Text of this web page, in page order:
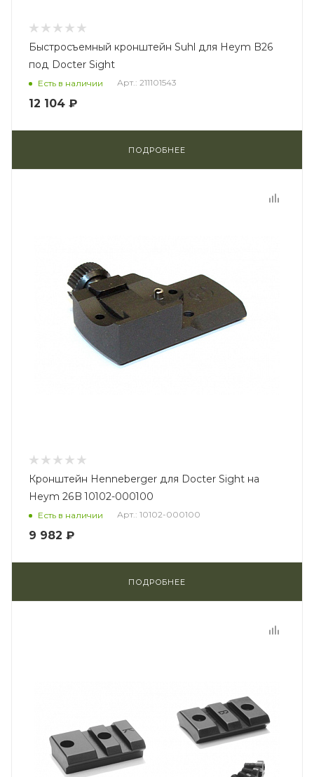
Быстросъемный кронштейн Suhl для Heym B26
под Docter Sight
Есть в наличии Арт.: 211101543
12 104 ₽
ПОДРОБНЕЕ
Кронштейн Henneberger для Docter Sight на
Heym 26B 10102-000100
Есть в наличии Арт.: 10102-000100
9 982 ₽
ПОДРОБНЕЕ